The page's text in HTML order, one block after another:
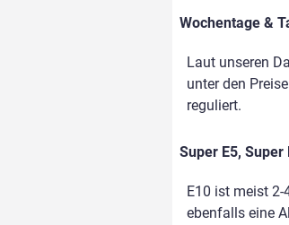
Wochentage &
Laut unseren
unter den
reguliert.
Super E5,
E10 ist meist
ebenfalls eine